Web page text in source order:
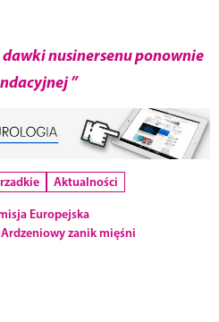
dawki nusinersenu ponownie
”
Aktualności
Europejska
rdzeniowy zanik mięśni